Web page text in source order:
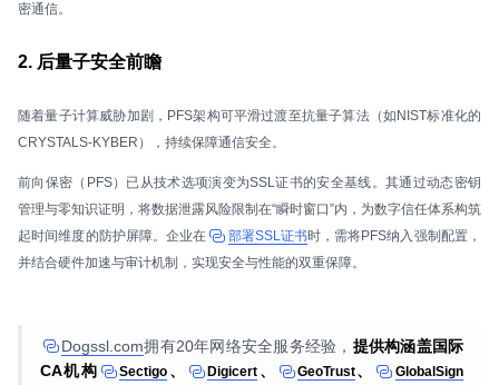
密通信。
2. 后量子安全前瞻
随着量子计算威胁加剧，PFS架构可平滑过渡至抗量子算法（如NIST标准化的
CRYSTALS-KYBER），持续保障通信安全。
前向保密（PFS）已从技术选项演变为SSL证书的安全基线。其通过动态密钥
管理与零知识证明，将数据泄露风险限制在“瞬时窗口”内，为数字信任体系构筑
起时间维度的防护屏障。企业在
部署SSL证书时，需将PFS纳入强制配置，
并结合硬件加速与审计机制，实现安全与性能的双重保障。
Dogssl.com拥有20年网络安全服务经验， 提供构涵盖国际
CA机构
Sectigo 、 Digicert 、 GeoTrust、 GlobalSign